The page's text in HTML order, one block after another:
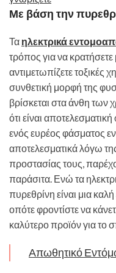
Με βάση την
Τα ηλεκτρικά
τρόπος για να
αντιμετωπίζετε τοξικές
συνθετική μορφή της
βρίσκεται στα άνθη των
ότι είναι
ενός ευρέος φάσματος
αποτελεσματικά λόγω
προστασίας τους,
παράσιτα. Ενώ τα
πυρεθρίνη είναι μια
οπότε φροντίστε να
καλύτερο προϊόν για το
Απωθητικό